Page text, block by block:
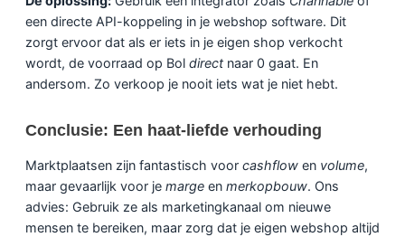
een directe API-koppeling in je webshop software. Dit
zorgt ervoor dat als er iets in je eigen shop verkocht
wordt, de voorraad op Bol direct naar 0 gaat. En
andersom. Zo verkoop je nooit iets wat je niet hebt.
Conclusie: Een haat-liefde verhouding
Marktplaatsen zijn fantastisch voor cashflow en volume,
maar gevaarlijk voor je marge en merkopbouw. Ons
advies: Gebruik ze als marketingkanaal om nieuwe
mensen te bereiken, maar zorg dat je eigen webshop altijd